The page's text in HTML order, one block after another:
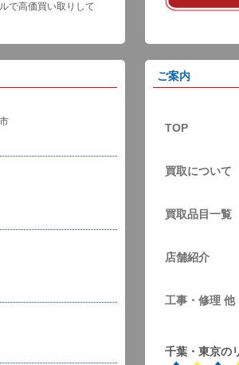
で高価買い取りして
ご案内
TOP
買取について
買取品目一覧
店舗紹介
工事・修理 他
千葉・東京の